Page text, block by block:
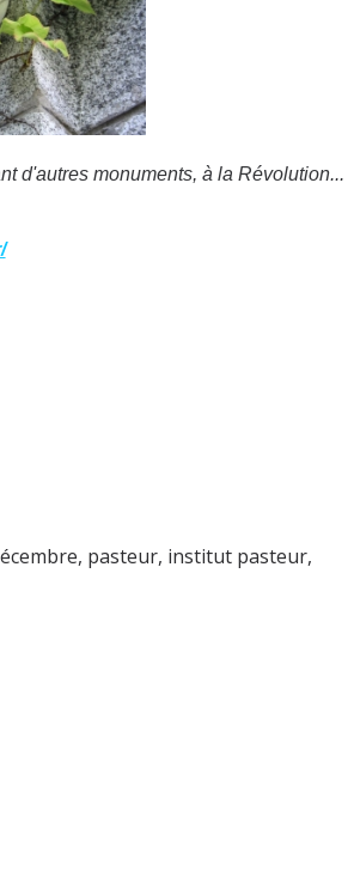
d'autres monuments, à la Révolution...
, pasteur, institut pasteur,